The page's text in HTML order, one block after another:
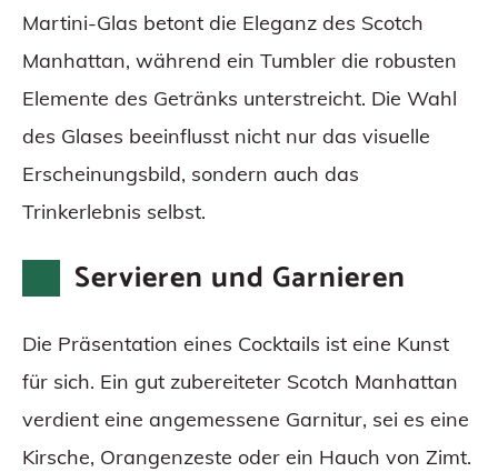
Martini-Glas betont die Eleganz des Scotch
Manhattan, während ein Tumbler die robusten
Elemente des Getränks unterstreicht. Die Wahl
des Glases beeinflusst nicht nur das visuelle
Erscheinungsbild, sondern auch das
Trinkerlebnis selbst.
Servieren und Garnieren
Die Präsentation eines Cocktails ist eine Kunst
für sich. Ein gut zubereiteter Scotch Manhattan
verdient eine angemessene Garnitur, sei es eine
Kirsche, Orangenzeste oder ein Hauch von Zimt.